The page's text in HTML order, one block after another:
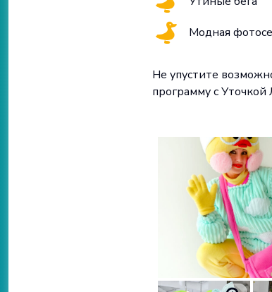
Модная
Не упустите
программу с